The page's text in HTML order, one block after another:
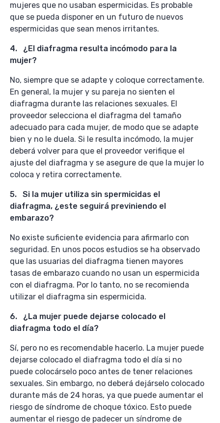
mujeres que no usaban espermicidas. Es probable
que se pueda disponer en un futuro de nuevos
espermicidas que sean menos irritantes.
4. ¿El diafragma resulta incómodo para la
mujer?
No, siempre que se adapte y coloque correctamente.
En general, la mujer y su pareja no sienten el
diafragma durante las relaciones sexuales. El
proveedor selecciona el diafragma del tamaño
adecuado para cada mujer, de modo que se adapte
bien y no le duela. Si le resulta incómodo, la mujer
deberá volver para que el proveedor verifique el
ajuste del diafragma y se asegure de que la mujer lo
coloca y retira correctamente.
5. Si la mujer utiliza sin spermicidas el
diafragma, ¿este seguirá previniendo el
embarazo?
No existe suficiente evidencia para afirmarlo con
seguridad. En unos pocos estudios se ha observado
que las usuarias del diafragma tienen mayores
tasas de embarazo cuando no usan un espermicida
con el diafragma. Por lo tanto, no se recomienda
utilizar el diafragma sin espermicida.
6. ¿La mujer puede dejarse colocado el
diafragma todo el día?
Sí, pero no es recomendable hacerlo. La mujer puede
dejarse colocado el diafragma todo el día si no
puede colocárselo poco antes de tener relaciones
sexuales. Sin embargo, no deberá dejárselo colocado
durante más de 24 horas, ya que puede aumentar el
riesgo de síndrome de choque tóxico. Esto puede
aumentar el riesgo de padecer un síndrome de